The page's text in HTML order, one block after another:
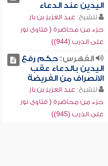
اليدين عند الدعاء
للشيخ: عبد العزيز بن باز
جزء من محاضرة ( فتاوى نور
على الدرب (944))
الفهرس:حكم رفع
اليدين بالدعاء عقب
الانصراف من الفريضة
للشيخ: عبد العزيز بن باز
جزء من محاضرة ( فتاوى نور
على الدرب (945))